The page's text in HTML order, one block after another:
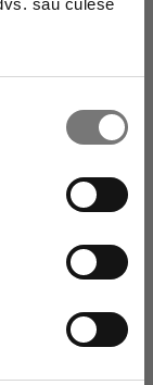
personale.